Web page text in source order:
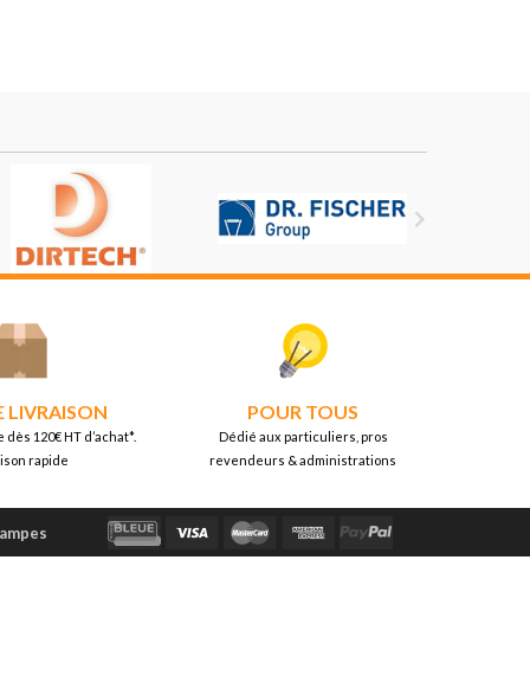

LIVRAISON
120€ HT d’achat*.
rapide
POUR TOUS
Dédié aux particuliers, pros
revendeurs & administrations